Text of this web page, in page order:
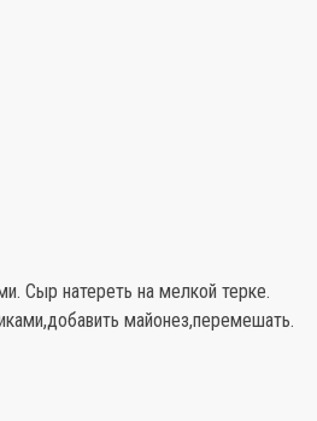
Сыр натереть на мелкой терке.
майонез,перемешать.